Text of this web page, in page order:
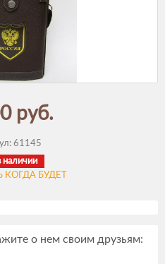
руб.
61145
наличии
БУДЕТ
о нем своим друзьям: